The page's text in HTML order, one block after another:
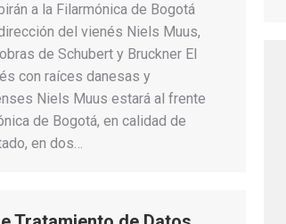
a la Filarmónica de Bogotá
del vienés Niels Muus,
de Schubert y Bruckner El
con raíces danesas y
Niels Muus estará al frente
de Bogotá, en calidad de
en dos…